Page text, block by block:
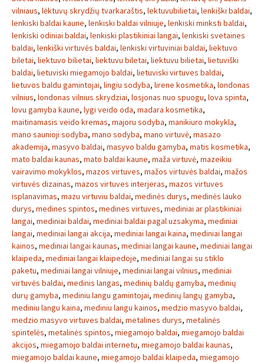
vilniaus, lėktuvų skrydžių tvarkaraštis, lektuvubilietai, lenkiški baldai,
lenkiski baldai kaune, lenkiski baldai vilniuje, lenkiski minksti baldai,
lenkiski odiniai baldai, lenkiski plastikiniai langai, lenkiski svetaines
baldai, lenkiški virtuvės baldai, lenkiski virtuviniai baldai, liektuvo
biletai, liektuvo bilietai, liektuvu biletai, liektuvu bilietai, lietuviški
baldai, lietuviski miegamojo baldai, lietuviski virtuves baldai,
lietuvos baldu gamintojai, lingiu sodyba, lirene kosmetika, londonas
vilnius, londonas vilnius skrydziai, losjonas nuo spuogu, lova spinta,
lovu gamyba kaune, lygi veido oda, madara kosmetika,
maitinamasis veido kremas, majoru sodyba, manikiuro mokykla,
mano saunioji sodyba, mano sodyba, mano virtuvė, masazo
akademija, masyvo baldai, masyvo baldu gamyba, matis kosmetika,
mato baldai kaunas, mato baldai kaune, maža virtuvė, mazeikiu
vairavimo mokyklos, mazos virtuves, mažos virtuvės baldai, mažos
virtuvės dizainas, mazos virtuves interjeras, mazos virtuves
isplanavimas, mazu virtuviu baldai, medinės durys, medinės lauko
durys, medines spintos, medines virtuves, mediniai ar plastikiniai
langai, mediniai baldai, mediniai baldai pagal uzsakyma, mediniai
langai, mediniai langai akcija, mediniai langai kaina, mediniai langai
kainos, mediniai langai kaunas, mediniai langai kaune, mediniai langai
klaipeda, mediniai langai klaipedoje, mediniai langai su stiklo
paketu, mediniai langai vilniuje, mediniai langai vilnius, mediniai
virtuvės baldai, medinis langas, medinių baldų gamyba, medinių
durų gamyba, mediniu langu gamintojai, medinių langų gamyba,
mediniu langu kaina, mediniu langu kainos, medzio masyvo baldai,
medzio masyvo virtuves baldai, metalines durys, metalinės
spintelės, metalinės spintos, miegamojo baldai, miegamojo baldai
akcijos, miegamojo baldai internetu, miegamojo baldai kaunas,
miegamojo baldai kaune, miegamojo baldai klaipeda, miegamojo